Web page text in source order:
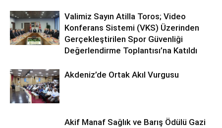
Valimiz Sayın Atilla Toros; Video
Konferans Sistemi (VKS) Üzerinden
Gerçekleştirilen Spor Güvenliği
Değerlendirme Toplantısı’na Katıldı
Akdeniz’de Ortak Akıl Vurgusu
Akif Manaf Sağlık ve Barış Ödülü Gazi